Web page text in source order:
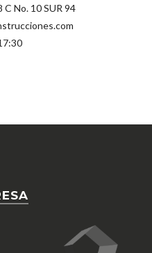
No. 10 SUR 94